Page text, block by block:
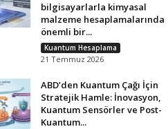
bilgisayarlarla kimyasal
malzeme hesaplamalarında
önemli bir...
Kuantum Hesaplama
21 Temmuz 2026
ABD’den Kuantum Çağı İçin
Stratejik Hamle: İnovasyon,
Kuantum Sensörler ve Post-
Kuantum...